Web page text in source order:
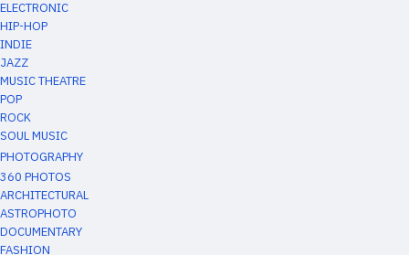
ELECTRONIC
HIP-HOP
INDIE
JAZZ
MUSIC THEATRE
POP
ROCK
SOUL MUSIC
PHOTOGRAPHY
360 PHOTOS
ARCHITECTURAL
ASTROPHOTO
DOCUMENTARY
FASHION